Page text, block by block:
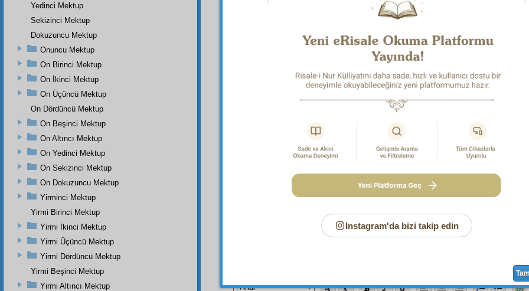
dir, yani sekiz küçükrisaledir. Şu
nin mühim bir anahtarı ve bir kısım
nin mühim birmiftah ı olantevafuktur. İleride başka
edileceğinden burayadercedilmedi.
Sayfa
Yedinci Mektup
Sekizinci Mektup
Dokuzuncu Mektup
Onuncu Mektup
On Birinci Mektup
On İkinci Mektup
On Üçüncü Mektup
On Dördüncü Mektup
On Beşinci Mektup
On Altıncı Mektup
On Yedinci Mektup
On Sekizinci Mektup
On Dokuzuncu Mektup
Yirminci Mektup
Yirmi Birinci Mektup
Yirmi İkinci Mektup
Yirmi Üçüncü Mektup
Yirmi Dördüncü Mektup
Yirmi Beşinci Mektup
Yirmi Altıncı Mektup
Instagram'da bizi takip edin